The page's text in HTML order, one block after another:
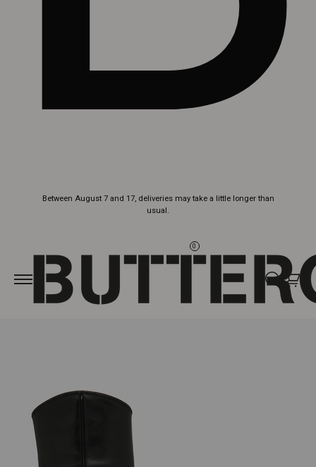
Between August 7 and 17, deliveries may take a little longer than
usual.
0